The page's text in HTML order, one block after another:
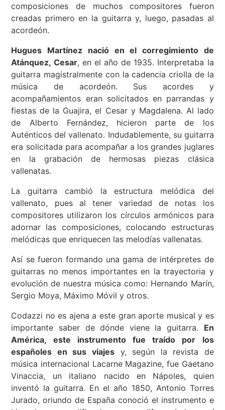
composiciones de muchos compositores fueron
creadas primero en la guitarra y, luego, pasadas al
acordeón.
Hugues Martínez nació en el corregimiento de
Atánquez, Cesar, en el año de 1935. Interpretaba la
guitarra magistralmente con la cadencia criolla de la
música de acordeón. Sus acordes y
acompañamientos eran solicitados en parrandas y
fiestas de la Guajira, el Cesar y Magdalena. Al lado
de Alberto Fernández, hicieron parte de los
Auténticos del vallenato. Indudablemente, su guitarra
era solicitada para acompañar a los grandes juglares
en la grabación de hermosas piezas clásica
vallenatas.
La guitarra cambió la estructura melódica del
vallenato, pues al tener variedad de notas los
compositores utilizaron los círculos armónicos para
adornar las composiciones, colocando estructuras
melódicas que enriquecen las melodías vallenatas.
Así se fueron formando una gama de intérpretes de
guitarras no menos importantes en la trayectoria y
evolución de nuestra música como: Hernando Marín,
Sergio Moya, Máximo Móvil y otros.
Codazzi no es ajena a este gran aporte musical y es
importante saber de dónde viene la guitarra. En
América, este instrumento fue traído por los
españoles en sus viajesy, según la revista de
música internacional Lacarne Magazine, fue Gaetano
Vinaccia, un italiano nacido en Nápoles, quien
inventó la guitarra. En el año 1850, Antonio Torres
Jurado, oriundo de España conoció el instrumento e